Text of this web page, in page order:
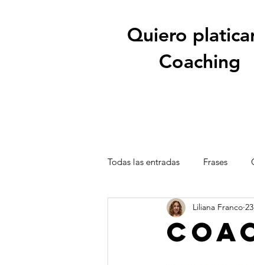
Quiero
Coaching
Todas las entradas Frases
Liliana Franco